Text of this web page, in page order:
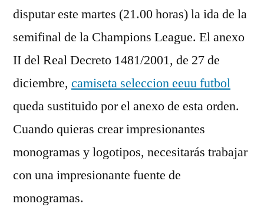
disputar este martes (21.00 horas) la ida de la
semifinal de la Champions League. El anexo
II del Real Decreto 1481/2001, de 27 de
diciembre, camiseta seleccion eeuu futbol
queda sustituido por el anexo de esta orden.
Cuando quieras crear impresionantes
monogramas y logotipos, necesitarás trabajar
con una impresionante fuente de
monogramas.